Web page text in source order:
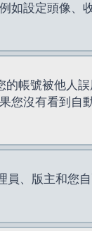
如設定頭像、
帳號被他人
您沒有看到自
員、版主和您